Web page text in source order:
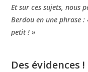
Et sur ces sujets, nous
Berdou en une phrase
petit ! »
Des évidences !